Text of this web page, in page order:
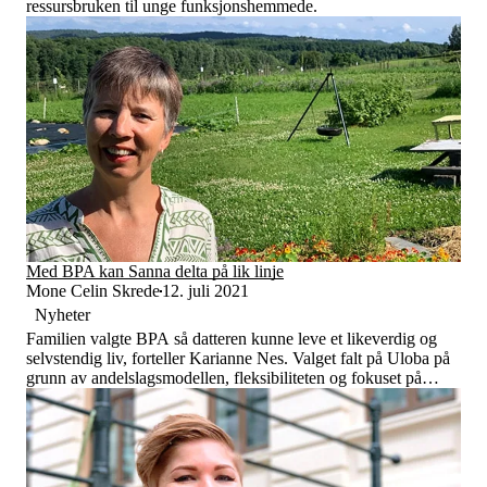
ressursbruken til unge funksjonshemmede.
Med BPA kan Sanna delta på lik linje
Mone Celin Skrede12. juli 2021
Nyheter
Familien valgte BPA så datteren kunne leve et likeverdig og
selvstendig liv, forteller Karianne Nes. Valget falt på Uloba på
grunn av andelslagsmodellen, fleksibiliteten og fokuset på
likeverd.